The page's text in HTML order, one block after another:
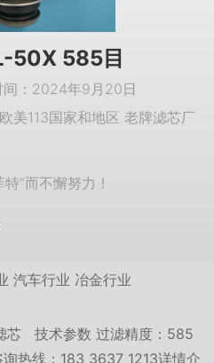
50X 585目
：2024年9月20日
美113国家和地区 老牌滤芯厂
”而不懈努力！
汽车行业 冶金行业
芯 技术参数 过滤精度：585
热线：183 3637 1213详情介